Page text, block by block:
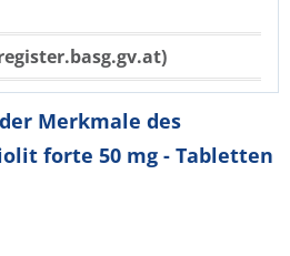
Merkmale des
forte 50 mg - Tabletten